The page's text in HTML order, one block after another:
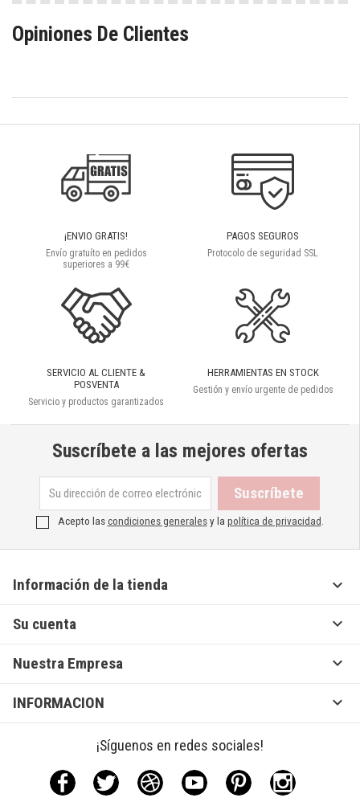
Opiniones De Clientes
¡ENVIO GRATIS!
Envío gratuíto en pedidos
superiores a 99€
PAGOS SEGUROS
Protocolo de seguridad SSL
SERVICIO AL CLIENTE &
POSVENTA
Servicio y productos garantizados
HERRAMIENTAS EN STOCK
Gestión y envío urgente de pedidos
Suscríbete a las mejores ofertas
Acepto lascondiciones generalesy la política de privacidad
Información de la tienda 
Su cuenta 
Nuestra Empresa 
INFORMACION 
¡Síguenos en redes sociales!
Facebook Twitter Rss YouTubePinterestInstagram